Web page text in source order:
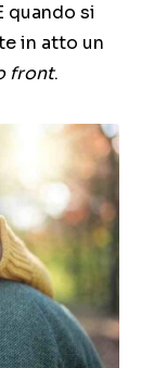
quando si
in atto un
front.